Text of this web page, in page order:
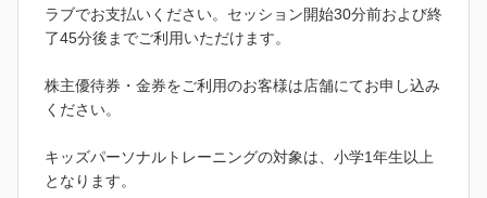
ラブでお支払いください。セッション開始30分前および終
了45分後までご利用いただけます。
株主優待券・金券をご利用のお客様は店舗にてお申し込み
ください。
キッズパーソナルトレーニングの対象は、小学1年生以上
となります。